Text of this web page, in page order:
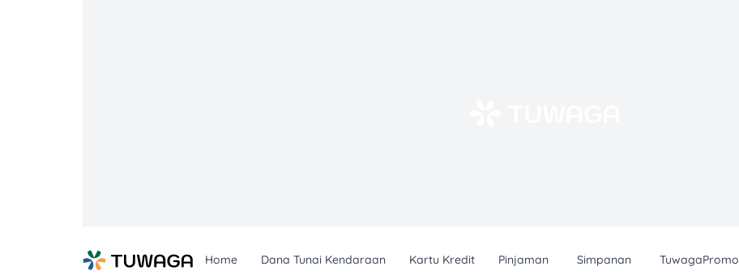
Home Dana Tunai Kendaraan Kartu Kredit Pinjaman Simpanan TuwagaPromo